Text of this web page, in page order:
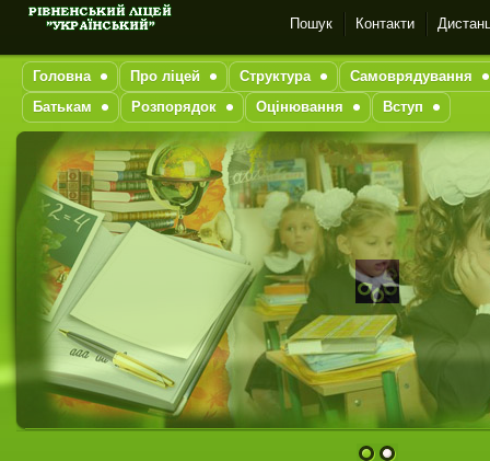
Пошук Контакти
Головна Про ліцей Структура
Самоврядування
Батькам
Розпорядок Оцінювання Вступ